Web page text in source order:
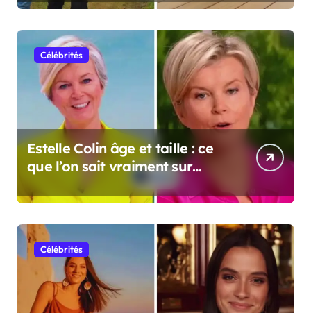
Célébrités
Estelle Colin âge et taille : ce
que l’on sait vraiment sur
cette personnalité
Célébrités